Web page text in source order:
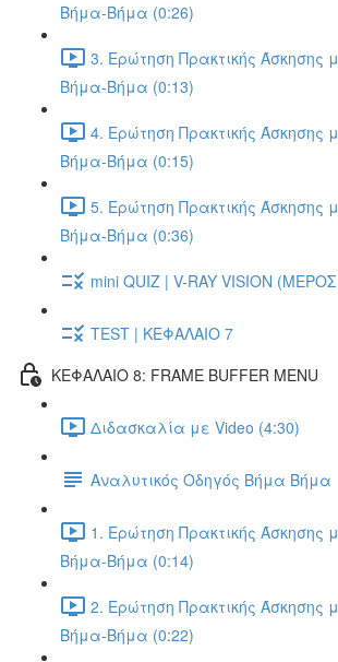
Βήμα-Βήμα (0:26)
3. Ερώτηση Πρακτικής Άσκησης
Βήμα-Βήμα (0:13)
4. Ερώτηση Πρακτικής Άσκησης
Βήμα-Βήμα (0:15)
5. Ερώτηση Πρακτικής Άσκησης
Βήμα-Βήμα (0:36)
mini QUIZ | V-RAY VISION
TEST | ΚΕΦΑΛΑΙΟ 7
ΚΕΦΑΛΑΙΟ 8: FRAME BUFFER MENU
Διδασκαλία με Video (4:30)
Αναλυτικός Οδηγός Βήμα Βήμα
1. Ερώτηση Πρακτικής Άσκησης
Βήμα-Βήμα (0:14)
2. Ερώτηση Πρακτικής Άσκησης
Βήμα-Βήμα (0:22)